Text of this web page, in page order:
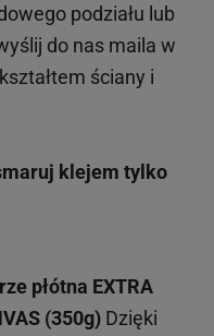
podziału lub
do nas maila w
ściany i
klejem tylko
płótna EXTRA
(350g) Dzięki